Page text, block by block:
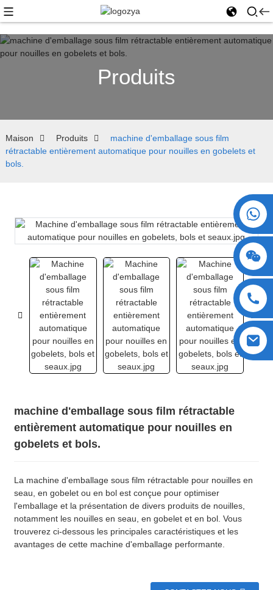
Produits
Maison Produits
machine d'emballage sous film
rétractable entièrement automatique pour nouilles en gobelets et
bols.
machine d'emballage sous film rétractable
entièrement automatique pour nouilles en
gobelets et bols.
La machine d'emballage sous film rétractable pour nouilles en
seau, en gobelet ou en bol est conçue pour optimiser
l'emballage et la présentation de divers produits de nouilles,
notamment les nouilles en seau, en gobelet et en bol. Vous
trouverez ci-dessous les principales caractéristiques et les
avantages de cette machine d'emballage performante.